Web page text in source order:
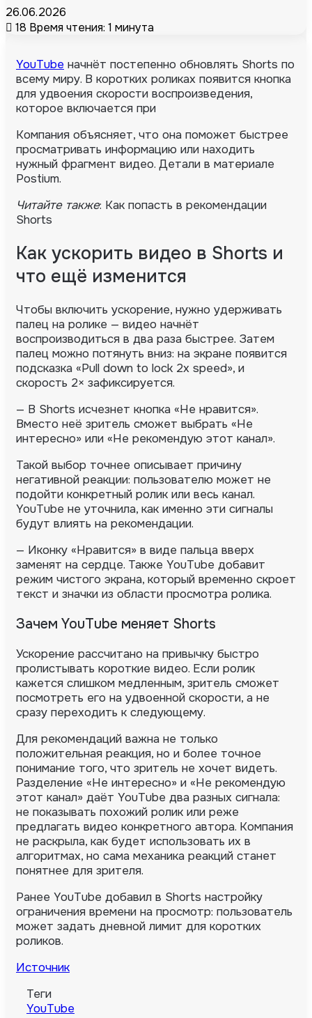
26.06.2026
18 Время чтения: 1 минута
YouTube начнёт постепенно обновлять Shorts по
всему миру. В коротких роликах появится кнопка
для удвоения скорости воспроизведения,
которое включается при
Компания объясняет, что она поможет быстрее
просматривать информацию или находить
нужный фрагмент видео. Детали в материале
Postium.
Читайте также: Как попасть в рекомендации
Shorts
Как ускорить видео в Shorts и
что ещё изменится
Чтобы включить ускорение, нужно удерживать
палец на ролике — видео начнёт
воспроизводиться в два раза быстрее. Затем
палец можно потянуть вниз: на экране появится
подсказка «Pull down to lock 2x speed», и
скорость 2× зафиксируется.
— В Shorts исчезнет кнопка «Не нравится».
Вместо неё зритель сможет выбрать «Не
интересно» или «Не рекомендую этот канал».
Такой выбор точнее описывает причину
негативной реакции: пользователю может не
подойти конкретный ролик или весь канал.
YouTube не уточнила, как именно эти сигналы
будут влиять на рекомендации.
— Иконку «Нравится» в виде пальца вверх
заменят на сердце. Также YouTube добавит
режим чистого экрана, который временно скроет
текст и значки из области просмотра ролика.
Зачем YouTube меняет Shorts
Ускорение рассчитано на привычку быстро
пролистывать короткие видео. Если ролик
кажется слишком медленным, зритель сможет
посмотреть его на удвоенной скорости, а не
сразу переходить к следующему.
Для рекомендаций важна не только
положительная реакция, но и более точное
понимание того, что зритель не хочет видеть.
Разделение «Не интересно» и «Не рекомендую
этот канал» даёт YouTube два разных сигнала:
не показывать похожий ролик или реже
предлагать видео конкретного автора. Компания
не раскрыла, как будет использовать их в
алгоритмах, но сама механика реакций станет
понятнее для зрителя.
Ранее YouTube добавил в Shorts настройку
ограничения времени на просмотр: пользователь
может задать дневной лимит для коротких
роликов.
Источник
Теги
YouTube